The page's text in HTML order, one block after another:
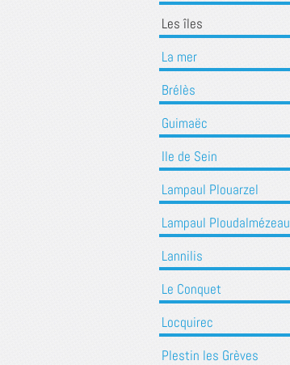
Les îles
La mer
Brélès
Guimaëc
Ile de Sein
Lampaul Plouarzel
Lampaul Ploudalmézeau
Lannilis
Le Conquet
Locquirec
Plestin les Grèves